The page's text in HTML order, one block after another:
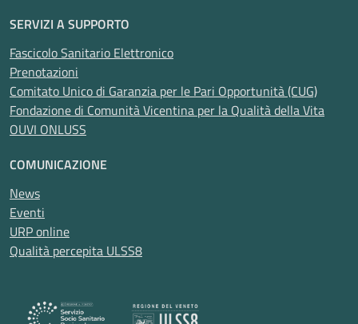
SERVIZI A SUPPORTO
Fascicolo Sanitario Elettronico
Prenotazioni
Comitato Unico di Garanzia per le Pari Opportunità (CUG)
Fondazione di Comunità Vicentina per la Qualità della Vita
OUVI ONLUSS
COMUNICAZIONE
News
Eventi
URP online
Qualità percepita ULSS8